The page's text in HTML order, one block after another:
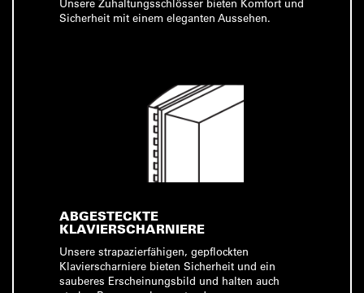
Unsere Zuhaltungsschlösser bieten Komfort und
Sicherheit mit einem eleganten Aussehen.
ABGESTECKTE
KLAVIERSCHARNIERE
Unsere strapazierfähigen, gepflockten
Klavierscharniere bieten Sicherheit und ein
sauberes Erscheinungsbild und halten auch